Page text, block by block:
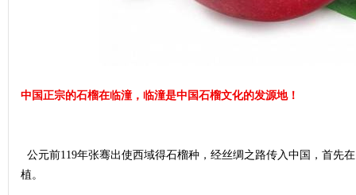
中国正宗的石榴在临潼，临潼是中国石榴文化的发源地！
公元前119年张骞出使西域得石榴种，经丝绸之路传入中国，首先
植。